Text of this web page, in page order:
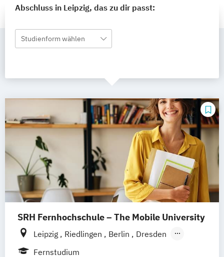
Abschluss in Leipzig, das zu dir passt:
Studienform wählen
SRH Fernhochschule – The Mobile University
Leipzig Riedlingen Berlin
Dresden
Düsseldorf
Fernstudium